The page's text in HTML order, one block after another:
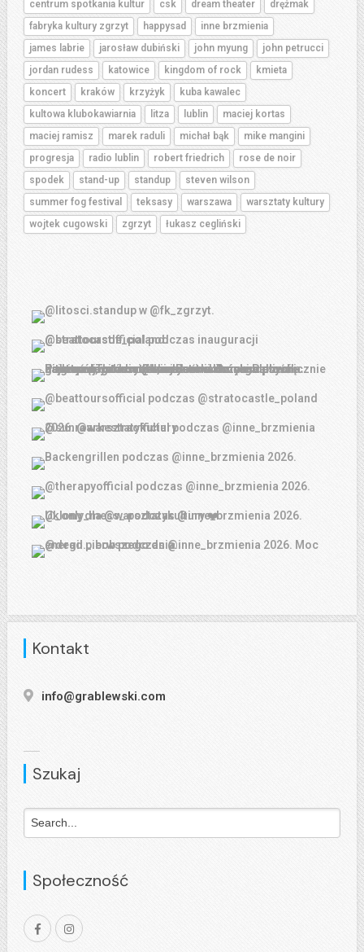
centrum spotkania kultur
csk dream theater
drężmak
fabryka kultury zgrzyt
happysad
inne brzmienia
james labrie
jarosław dubiński john myung
john petrucci
jordan rudess
katowice kingdom of rock
kmieta
koncert
kraków krzyżyk
kuba kawalec
kultowa klubokawiarnia
litza lublin
maciej kortas
maciej ramisz
marek raduli michał bąk
mike mangini
progresja
radio lublin robert friedrich
rose de noir
spodek
stand-up standup
steven wilson
summer fog festival
teksasy warszawa
warsztaty kultury
wojtek cugowski
zgrzyt łukasz cegliński
Kontakt
info@grablewski.com
Szukaj
Społeczność